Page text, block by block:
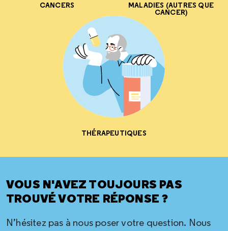
CANCERS MALADIES (AUTRES QUE
CANCER)
THÉRAPEUTIQUES
VOUS N'AVEZ TOUJOURS PAS
TROUVÉ VOTRE RÉPONSE ?
N’hésitez pas à nous poser votre question. Nous